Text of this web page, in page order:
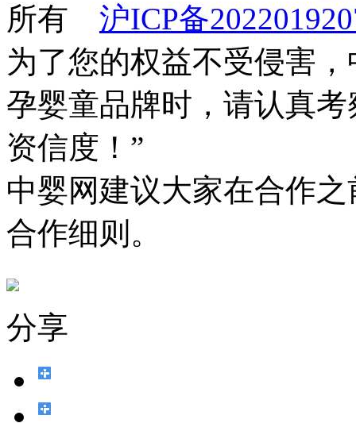
所有 沪ICP备
为了您的权益不受侵害
孕婴童品牌时，请认真
资信度！”
中婴网建议大家在合作
合作细则。
分享